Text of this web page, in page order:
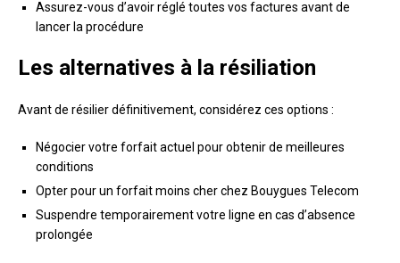
Assurez-vous d’avoir réglé toutes vos factures avant de
lancer la procédure
Les alternatives à la résiliation
Avant de résilier définitivement, considérez ces options :
Négocier votre forfait actuel pour obtenir de meilleures
conditions
Opter pour un forfait moins cher chez Bouygues Telecom
Suspendre temporairement votre ligne en cas d’absence
prolongée